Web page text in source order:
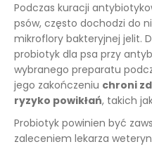
Podczas kuracji
psów, często dochodzi do
mikroflory bakteryjnej jelit.
probiotyk dla psa przy
wybranego preparatu
jego zakończeniu chroni
ryzyko powikłań, takich
Probiotyk powinien być
zaleceniem lekarza